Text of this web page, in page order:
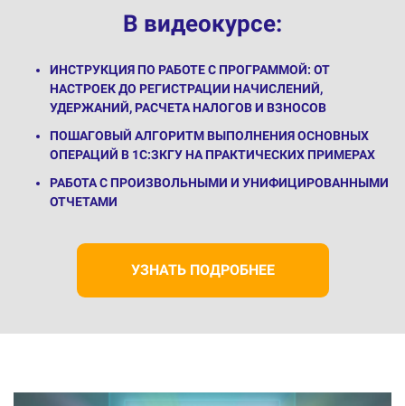
В видеокурсе:
ИНСТРУКЦИЯ ПО РАБОТЕ С ПРОГРАММОЙ: ОТ
НАСТРОЕК ДО РЕГИСТРАЦИИ НАЧИСЛЕНИЙ,
УДЕРЖАНИЙ, РАСЧЕТА НАЛОГОВ И ВЗНОСОВ
ПОШАГОВЫЙ АЛГОРИТМ ВЫПОЛНЕНИЯ ОСНОВНЫХ
ОПЕРАЦИЙ В 1С:ЗКГУ НА ПРАКТИЧЕСКИХ ПРИМЕРАХ
РАБОТА С ПРОИЗВОЛЬНЫМИ И УНИФИЦИРОВАННЫМИ
ОТЧЕТАМИ
УЗНАТЬ ПОДРОБНЕЕ